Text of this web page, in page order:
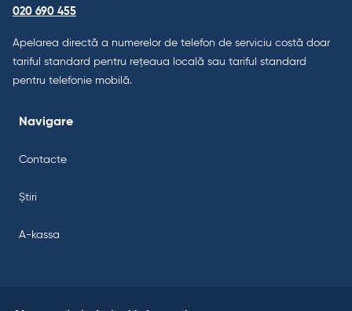
020 690 455
Apelarea directă a numerelor de telefon de serviciu costă doar
tariful standard pentru rețeaua locală sau tariful standard
pentru telefonie mobilă.
Navigare
Contacte
Știri
A-kassa